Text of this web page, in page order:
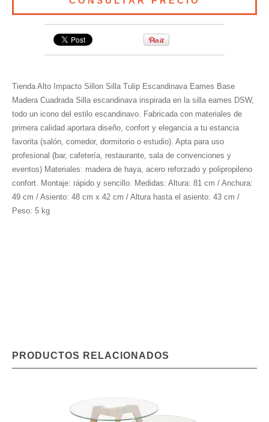
Tienda Alto Impacto Sillon Silla Tulip Escandinava Eames Base
Madera Cuadrada Silla escandinava inspirada en la silla eames DSW,
todo un icono del estilo escandinavo. Fabricada con materiales de
primera calidad aportara diseño, confort y elegancia a tu estancia
favorita (salón, comedor, dormitorio o estudio). Apta para uso
profesional (bar, cafetería, restaurante, sala de convenciones y
eventos) Materiales: madera de haya, acero reforzado y polipropileno
confort. Montaje: rápido y sencillo. Medidas: Altura: 81 cm / Anchura:
49 cm / Asiento: 48 cm x 42 cm / Altura hasta el asiento: 43 cm /
Peso: 5 kg
PRODUCTOS RELACIONADOS